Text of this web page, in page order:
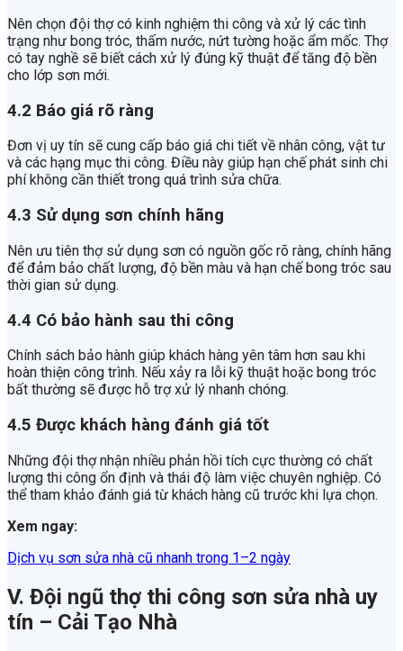
Nên chọn đội thợ có kinh nghiệm thi công và xử lý các tình
trạng như bong tróc, thấm nước, nứt tường hoặc ẩm mốc. Thợ
có tay nghề sẽ biết cách xử lý đúng kỹ thuật để tăng độ bền
cho lớp sơn mới.
4.2 Báo giá rõ ràng
Đơn vị uy tín sẽ cung cấp báo giá chi tiết về nhân công, vật tư
và các hạng mục thi công. Điều này giúp hạn chế phát sinh chi
phí không cần thiết trong quá trình sửa chữa.
4.3 Sử dụng sơn chính hãng
Nên ưu tiên thợ sử dụng sơn có nguồn gốc rõ ràng, chính hãng
để đảm bảo chất lượng, độ bền màu và hạn chế bong tróc sau
thời gian sử dụng.
4.4 Có bảo hành sau thi công
Chính sách bảo hành giúp khách hàng yên tâm hơn sau khi
hoàn thiện công trình. Nếu xảy ra lỗi kỹ thuật hoặc bong tróc
bất thường sẽ được hỗ trợ xử lý nhanh chóng.
4.5 Được khách hàng đánh giá tốt
Những đội thợ nhận nhiều phản hồi tích cực thường có chất
lượng thi công ổn định và thái độ làm việc chuyên nghiệp. Có
thể tham khảo đánh giá từ khách hàng cũ trước khi lựa chọn.
Xem ngay:
Dịch vụ sơn sửa nhà cũ nhanh trong 1–2 ngày
V. Đội ngũ thợ thi công sơn sửa nhà uy
tín – Cải Tạo Nhà